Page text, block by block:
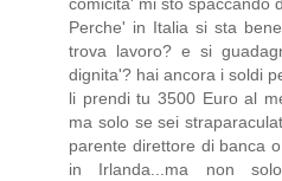
Perche' in Italia si sta
trova lavoro? e si
dignita'? hai ancora i soldi
li prendi tu 3500 Euro al
ma solo se sei
parente direttore di banca
in Irlanda...ma non